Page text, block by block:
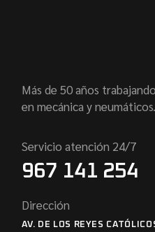
Más de 50 años
en mecánica y neumáticos.
Servicio atención 24/7
967 141 254
Dirección
AV. DE LOS REYES